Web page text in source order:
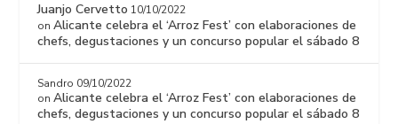
Juanjo Cervetto 10/10/2022
onAlicante celebra el ‘Arroz Fest’ con elaboraciones de
chefs, degustaciones y un concurso popular el sábado 8
Sandro 09/10/2022
onAlicante celebra el ‘Arroz Fest’ con elaboraciones de
chefs, degustaciones y un concurso popular el sábado 8